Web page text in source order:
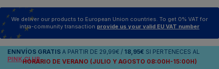
We deliver our products to European Union countries. To get 0% VAT for
intra-community transaction provide us your valid EU VAT number
ENNVÍOS GRATIS A PARTIR DE 29,99€ / 18,95€ SI PERTENECES AL
PINK CLUB
HORARIO DE VERANO (JULIO Y AGOSTO 08:00H-15:00H)